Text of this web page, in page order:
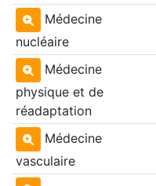
Médecine
nucléaire
Médecine
physique et de
réadaptation
Médecine
vasculaire